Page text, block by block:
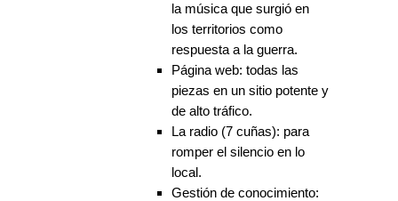
la música que surgió en
los territorios como
respuesta a la guerra.
Página web: todas las
piezas en un sitio potente y
de alto tráfico.
La radio (7 cuñas): para
romper el silencio en lo
local.
Gestión de conocimiento: